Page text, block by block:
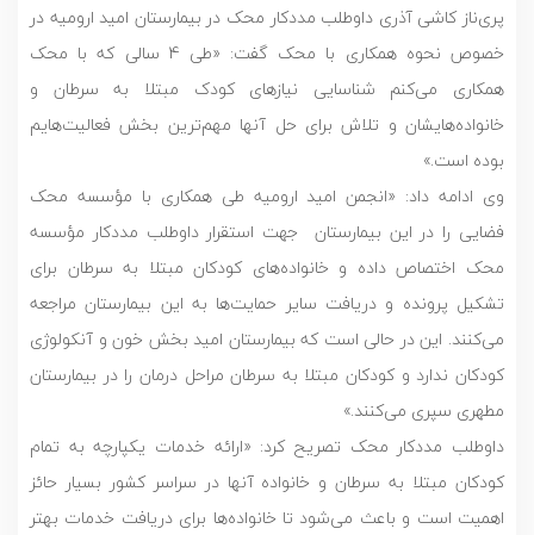
پری‌ناز کاشی ‌آذری داوطلب مددکار محک در بیمارستان امید ارومیه در
خصوص نحوه همکاری با محک گفت: «طی 4 سالی که با محک
همکاری می‌کنم شناسایی نیازهای کودک مبتلا به سرطان و
خانواده‌هایشان و تلاش برای حل آنها مهمترین بخش فعالیت‌هایم
بوده است.»
وی ادامه داد: «انجمن امید ارومیه طی همکاری با مؤسسه محک
فضایی را در این بیمارستان جهت استقرار داوطلب مددکار مؤسسه
محک اختصاص داده و خانواده‌های کودکان مبتلا به سرطان برای
تشکیل پرونده و دریافت سایر حمایت‌ها به این بیمارستان مراجعه
می‌کنند. این در حالی است که بیمارستان امید بخش خون و آنکولوژی
کودکان ندارد و کودکان مبتلا به سرطان مراحل درمان را در بیمارستان
مطهری سپری می‌کنند.»
داوطلب مددکار محک تصریح کرد: «ارائه خدمات یکپارچه به تمام
کودکان مبتلا به سرطان و خانواده آنها در سراسر کشور بسیار حائز
اهمیت است و باعث می‌شود تا خانواده‌ها برای دریافت خدمات بهتر